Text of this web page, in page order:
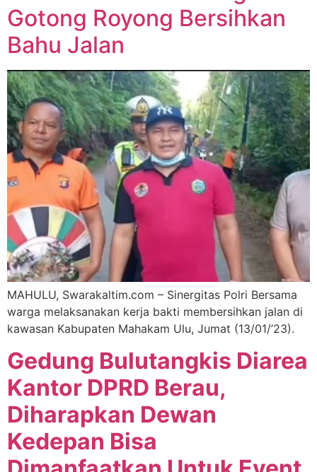
Gotong Royong Bersihkan
Bahu Jalan
MAHULU, Swarakaltim.com – Sinergitas Polri Bersama
warga melaksanakan kerja bakti membersihkan jalan di
kawasan Kabupaten Mahakam Ulu, Jumat (13/01/’23).
Gedung Bulutangkis Diarea
Kantor DPRD Berau,
Diharapkan Dewan
Kedepan Bisa